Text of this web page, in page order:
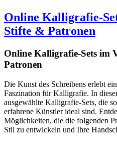
Online
Stifte & Patronen
Online Kalligrafie‑Sets im
Patronen
Die Kunst des Schreibens erlebt
Faszination für Kalligrafie. In
ausgewählte Kalligrafie-Sets, die
erfahrene Künstler ideal sind.
Möglichkeiten, die die folgenden
Stil zu entwickeln und Ihre